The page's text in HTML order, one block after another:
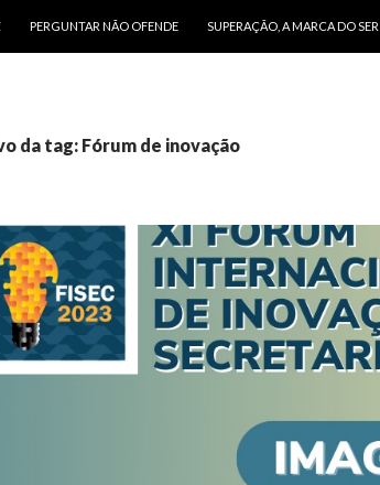
PERGUNTAR NÃO OFENDE SUPERAÇÃO, A MARCA DO
da tag: Fórum de inovação